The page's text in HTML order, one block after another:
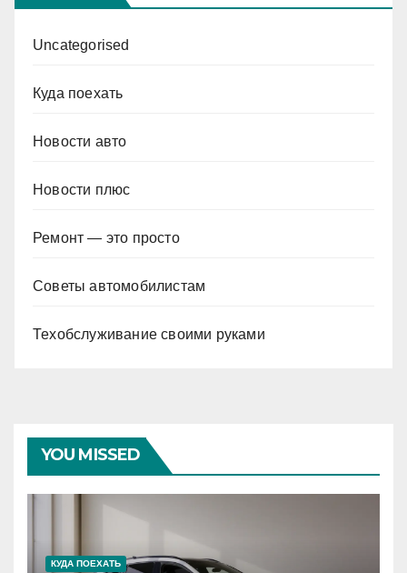
Uncategorised
Куда поехать
Новости авто
Новости плюс
Ремонт — это просто
Советы автомобилистам
Техобслуживание своими руками
YOU MISSED
КУДА ПОЕХАТЬ